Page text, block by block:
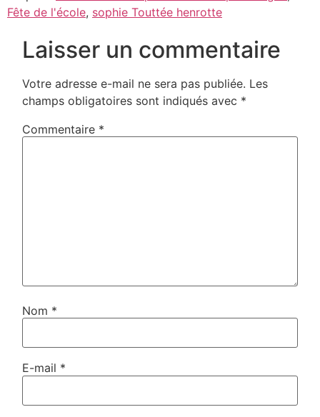
Fête de l'école, sophie Touttée henrotte
Laisser un commentaire
Votre adresse e-mail ne sera pas publiée. Les
champs obligatoires sont indiqués avec *
Commentaire *
Nom *
E-mail *